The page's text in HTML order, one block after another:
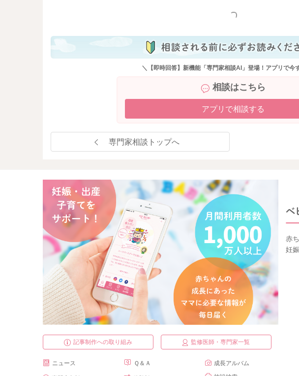
もっと見る
＼【即時回答】新機能「専門家相談AI」登場！アプリで今
相談はこちら
アプリで相談する
専門家相談トップへ
赤
妊
記事制作への取り組み 監修医師・専門家一覧
ニュース Ｑ＆Ａ
成長アルバム